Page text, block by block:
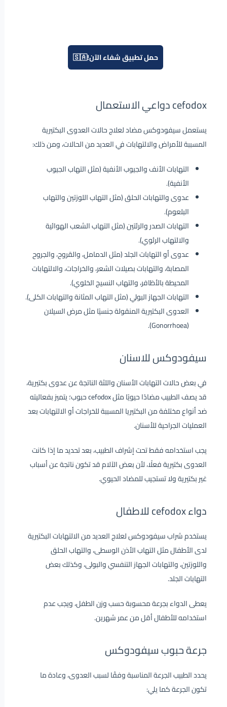
حمل تطبيق شفاء الآن!🇸🇦
cefodox دواعي الاستعمال
يستعمل سيفودوكس مضاد لعلاج حالات العدوى البكتيرية
المسببة للأمراض والالتهابات في العديد من الحالات، ومن ذلك:
التهابات الأنف والجيوب الأنفية (مثل التهاب الجيوب
الأنفية).
عدوى والتهابات الحلق (مثل التهاب اللوزتين والتهاب
البلعوم).
التهابات الصدر والرئتين (مثل التهاب الشعب الهوائية
والالتهاب الرئوي).
عدوى أو التهابات الجلد (مثل الدمامل، والقروح، والجروح
المصابة، والتهابات بصيلات الشعر، والخراجات، والالتهابات
المحيطة بالأظافر، والتهاب النسيج الخلوي).
التهابات الجهاز البولي (مثل التهاب المثانة والتهابات الكلى).
العدوى البكتيرية المنقولة جنسيًا مثل مرض السيلان
(Gonorrhoea).
سيفودوكس للاسنان
في بعض حالات التهابات الأسنان واللثة الناتجة عن عدوى بكتيرية،
قد يصف الطبيب مضادًا حيويًا مثل cefodox حبوب؛ يتميز بفعاليته
ضد أنواع مختلفة من البكتيريا المسببة للخراجات أو الالتهابات بعد
العمليات الجراحية للأسنان.
يجب استخدامه فقط تحت إشراف الطبيب، بعد تحديد ما إذا كانت
العدوى بكتيرية فعلًا، لأن بعض الآلام قد تكون ناتجة عن أسباب
غير بكتيرية ولا تستجيب للمضاد الحيوي.
دواء cefodox للاطفال
يستخدم شراب سيفودوكس لعلاج العديد من الالتهابات البكتيرية
لدى الأطفال مثل التهاب الأذن الوسطى، والتهاب الحلق
واللوزتين، والتهابات الجهاز التنفسي والبولى، وكذلك بعض
التهابات الجلد.
يعطى الدواء بجرعة محسوبة حسب وزن الطفل، ويجب عدم
استخدامه للأطفال أقل من عمر شهرين.
جرعة حبوب سيفودوكس
يحدد الطبيب الجرعة المناسبة وفقًا لسبب العدوى، وعادة ما
تكون الجرعة كما يلي: